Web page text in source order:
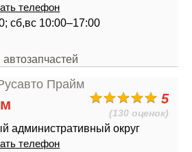
телефон
сб,вс 10:00–17:00
5
(130 оценок)
административный округ
телефон